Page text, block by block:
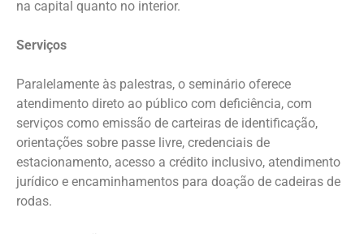
na capital quanto no interior.
Serviços
Paralelamente às palestras, o seminário oferece
atendimento direto ao público com deficiência, com
serviços como emissão de carteiras de identificação,
orientações sobre passe livre, credenciais de
estacionamento, acesso a crédito inclusivo, atendimento
jurídico e encaminhamentos para doação de cadeiras de
rodas.